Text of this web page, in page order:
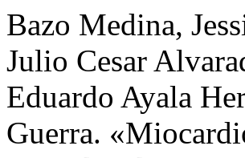
Bazo Medina,
Julio Cesar
Eduardo Ayala
Guerra.